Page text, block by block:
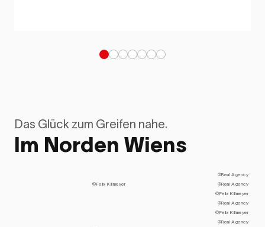
Das Glück zum Greifen nahe.
Im Norden Wiens
©Real Agency
©Felix Killmeyer
©Real Agency
©Felix Killmeyer
©Real Agency
©Felix Killmeyer
©Real Agency